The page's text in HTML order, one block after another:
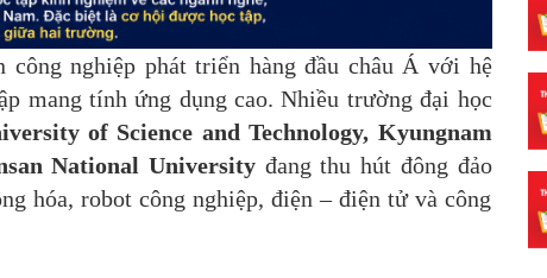
nghiệp phát triển hàng đầu châu Á với hệ
mang tính ứng dụng cao. Nhiều trường đại học
of Science and Technology, Kyungnam
National Universityđang thu hút đông đảo
hóa, robot công nghiệp, điện – điện tử và công